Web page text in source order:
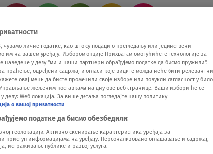
, чувамо личне податке, као што су подаци о прегледању или јединствени
им на вашем уређају. Избором опције Прихватам омогућићете технологије за
наведене у делу "ми и наши партнери обрађујемо податке да бисмо пружили".
праћење, одређени садржај и огласи које видите можда неће бити релевантни
овај мени да бисте променили своје изборе или повукли сагласност у било
жељеним поставкама на дну ове веб странице. Ваши избори ће се
делу: Wеб локација. За више детаља погледајте нашу политику
о вашој приватности
податке да бисмо обезбедили:
геолокацији. Активно скенирање карактеристика уређаја за
приступ информацијама на уређају. Персонализовано оглашавање и садржај,
истраживање публике и развој услуга.